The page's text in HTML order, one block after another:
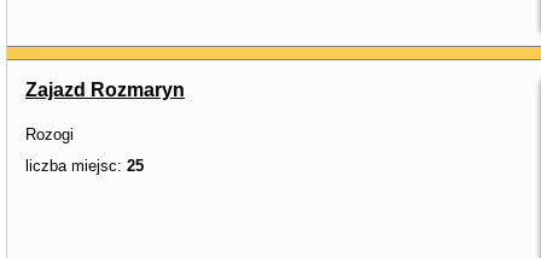
Zajazd Rozmaryn
Rozogi
liczba miejsc: 25